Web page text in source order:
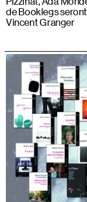
de Booklegs
Vincent Granger